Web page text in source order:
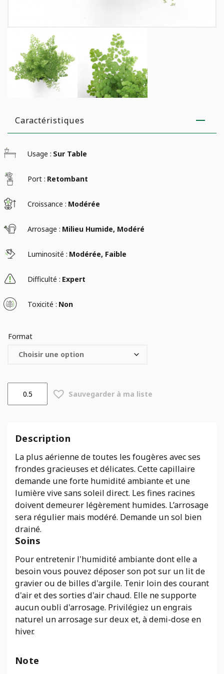
Caractéristiques
Usage : Sur Table
Port : Retombant
Croissance : Modérée
Arrosage : Milieu Humide, Modéré
Luminosité : Modérée, Faible
Difficulté : Expert
Toxicité : Non
Format
Adiantum
Sauvegarder à ma liste
Description
La plus aérienne de toutes les fougères avec ses
frondes gracieuses et délicates. Cette capillaire
demande une forte humidité ambiante et une
lumière vive sans soleil direct. Les fines racines
doivent demeurer légèrement humides. L’arrosage
sera régulier mais modéré. Demande un sol bien
drainé.
Soins
Pour entretenir l'humidité ambiante dont elle a
besoin vous pouvez déposer son pot sur un lit de
gravier ou de billes d'argile. Tenir loin des courant
d'air et des sorties d'air chaud. Elle ne supporte
aucun oubli d'arrosage. Privilégiez un engrais
naturel un arrosage sur deux et, à demi-dose en
hiver.
Note